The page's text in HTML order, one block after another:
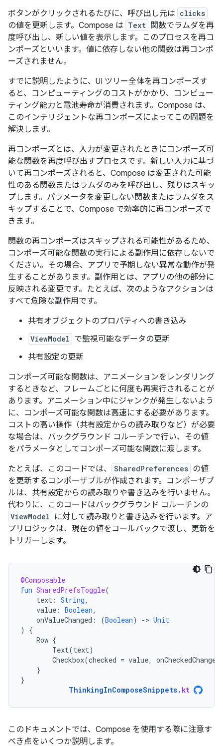
ボタンがクリックされるたびに、呼び出し元は clicks
の値を更新します。Compose は Text 関数でラムダを再
度呼び出し、新しい値を表示します。このプロセスを再コ
ンポーズ といいます。値に依存しない他の関数は再コンポ
ーズされません。
すでに説明したように、UI ツリー全体を再コンポーズす
ると、コンピューティングのコストがかかり、コンピュー
ティング能力と電池寿命が消費されます。Compose は、
このインテリジェントな再コンポーズによってこの問題を
解決します。
再コンポーズとは、入力が変更されたときにコンポーズ可
能な関数を再度呼び出すプロセスです。新しい入力に基づ
いて再コンポーズされると、Compose は変更された可能
性のある関数またはラムダのみを呼び出し、残りはスキッ
プします。パラメータを変更しない関数またはラムダをス
キップすることで、Compose で効率的に再コンポーズで
きます。
関数の再コンポーズはスキップされる可能性があるため、
コンポーズ可能な関数の実行による副作用に依存しないで
ください。その場合、アプリで予期しない異常な動作が発
生することがあります。副作用とは、アプリの他の部分に
反映される変更です。たとえば、次のようなアクションは
すべて危険な副作用です。
共有オブジェクトのプロパティへの書き込み
ViewModel で監視可能なデータの更新
共有設定の更新
コンポーズ可能な関数は、アニメーションをレンダリング
するときなど、フレームごとに何度も再実行されることが
あります。アニメーション中にジャンクが発生しないよう
に、コンポーズ可能な関数は高速にする必要があります。
コストの高い操作（共有設定からの読み取りなど）が必要
な場合は、バックグラウンド コルーチンで行い、その値
をパラメータとしてコンポーズ可能な関数に渡します。
たとえば、このコードでは、
SharedPreferences の値
を更新するコンポーザブルが作成されます。コンポーザブ
ルは、共有設定からの読み取りや書き込みを行いません。
代わりに、このコードはバックグラウンド コルーチンの
ViewModel
に対して読み取りと書き込みを行います。ア
プリロジックは、現在の値をコールバックで渡し、更新を
トリガーします。
@Composable
fun SharedPrefsToggle(
text : String,
value : Boolean,
onValueChanged : (Boolean) -> Unit
)
{
Row {
Text(text)
Checkbox(checked = value, onCheckedChange
}
}
ThinkingInComposeSnippets. kt
このドキュメントでは、Compose を使用する際に注意す
べき点をいくつか説明します。